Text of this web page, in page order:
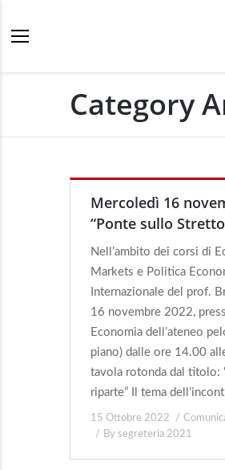
Category
Mercoledì 16
“Ponte sullo
Nell’ambito dei corsi di
Markets e Politica
Internazionale del prof.
16 novembre 2022,
Economia dell’ateneo
piano) dalle ore 14.00
tavola rotonda dal titolo:
riparte” Il tema
15 Ottobre 2022
By segreteria 2021